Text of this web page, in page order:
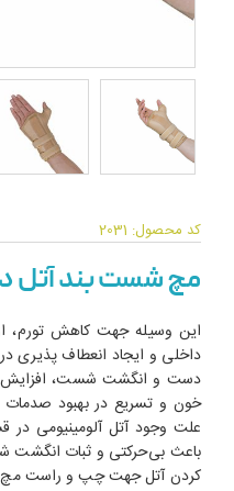
کد محصول: 2031
مچ شست بند آتل
این وسیله جهت کاهش
داخلی و ایجاد انعطاف پذیری
دست و انگشت شست،
خون و تسریع در بهبود
علت وجود آتل آلومینیومی
باعث بی‌حرکتی و ثبات انگشت
کردن آتل جهت چپ و راست